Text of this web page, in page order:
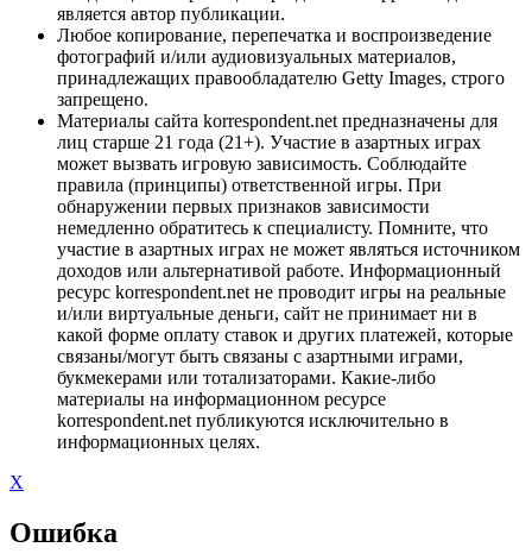
является автор публикации.
Любое копирование, перепечатка и воспроизведение
фотографий и/или аудиовизуальных материалов,
принадлежащих правообладателю Getty Images, строго
запрещено.
Материалы сайта korrespondent.net предназначены для
лиц старше 21 года (21+). Участие в азартных играх
может вызвать игровую зависимость. Соблюдайте
правила (принципы) ответственной игры. При
обнаружении первых признаков зависимости
немедленно обратитесь к специалисту. Помните, что
участие в азартных играх не может являться источником
доходов или альтернативой работе. Информационный
ресурс korrespondent.net не проводит игры на реальные
и/или виртуальные деньги, сайт не принимает ни в
какой форме оплату ставок и других платежей, которые
связаны/могут быть связаны с азартными играми,
букмекерами или тотализаторами. Какие-либо
материалы на информационном ресурсе
korrespondent.net публикуются исключительно в
информационных целях.
X
Ошибка